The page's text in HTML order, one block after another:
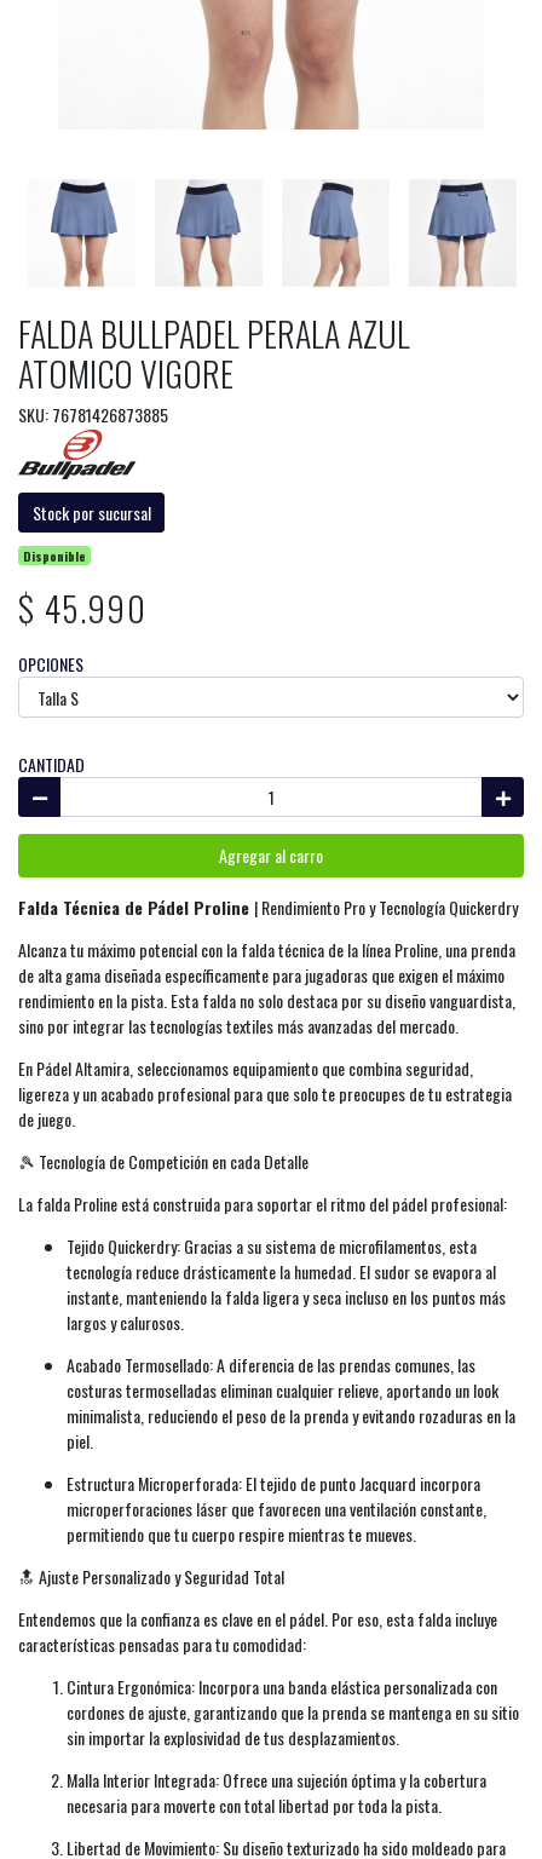
FALDA BULLPADEL PERALA AZUL
ATOMICO VIGORE
SKU: 76781426873885
Stock por sucursal
Disponible
$ 45.990
OPCIONES
CANTIDAD
Agregar al carro
Falda Técnica de Pádel Proline | Rendimiento Pro y Tecnología Quickerdry
Alcanza tu máximo potencial con la falda técnica de la línea Proline, una prenda
de alta gama diseñada específicamente para jugadoras que exigen el máximo
rendimiento en la pista. Esta falda no solo destaca por su diseño vanguardista,
sino por integrar las tecnologías textiles más avanzadas del mercado.
En Pádel Altamira, seleccionamos equipamiento que combina seguridad,
ligereza y un acabado profesional para que solo te preocupes de tu estrategia
de juego.
🎾 Tecnología de Competición en cada Detalle
La falda Proline está construida para soportar el ritmo del pádel profesional:
Tejido Quickerdry: Gracias a su sistema de microfilamentos, esta
tecnología reduce drásticamente la humedad. El sudor se evapora al
instante, manteniendo la falda ligera y seca incluso en los puntos más
largos y calurosos.
Acabado Termosellado: A diferencia de las prendas comunes, las
costuras termoselladas eliminan cualquier relieve, aportando un look
minimalista, reduciendo el peso de la prenda y evitando rozaduras en la
piel.
Estructura Microperforada: El tejido de punto Jacquard incorpora
microperforaciones láser que favorecen una ventilación constante,
permitiendo que tu cuerpo respire mientras te mueves.
🔝 Ajuste Personalizado y Seguridad Total
Entendemos que la confianza es clave en el pádel. Por eso, esta falda incluye
características pensadas para tu comodidad:
Cintura Ergonómica: Incorpora una banda elástica personalizada con
cordones de ajuste, garantizando que la prenda se mantenga en su sitio
sin importar la explosividad de tus desplazamientos.
Malla Interior Integrada: Ofrece una sujeción óptima y la cobertura
necesaria para moverte con total libertad por toda la pista.
Libertad de Movimiento: Su diseño texturizado ha sido moldeado para